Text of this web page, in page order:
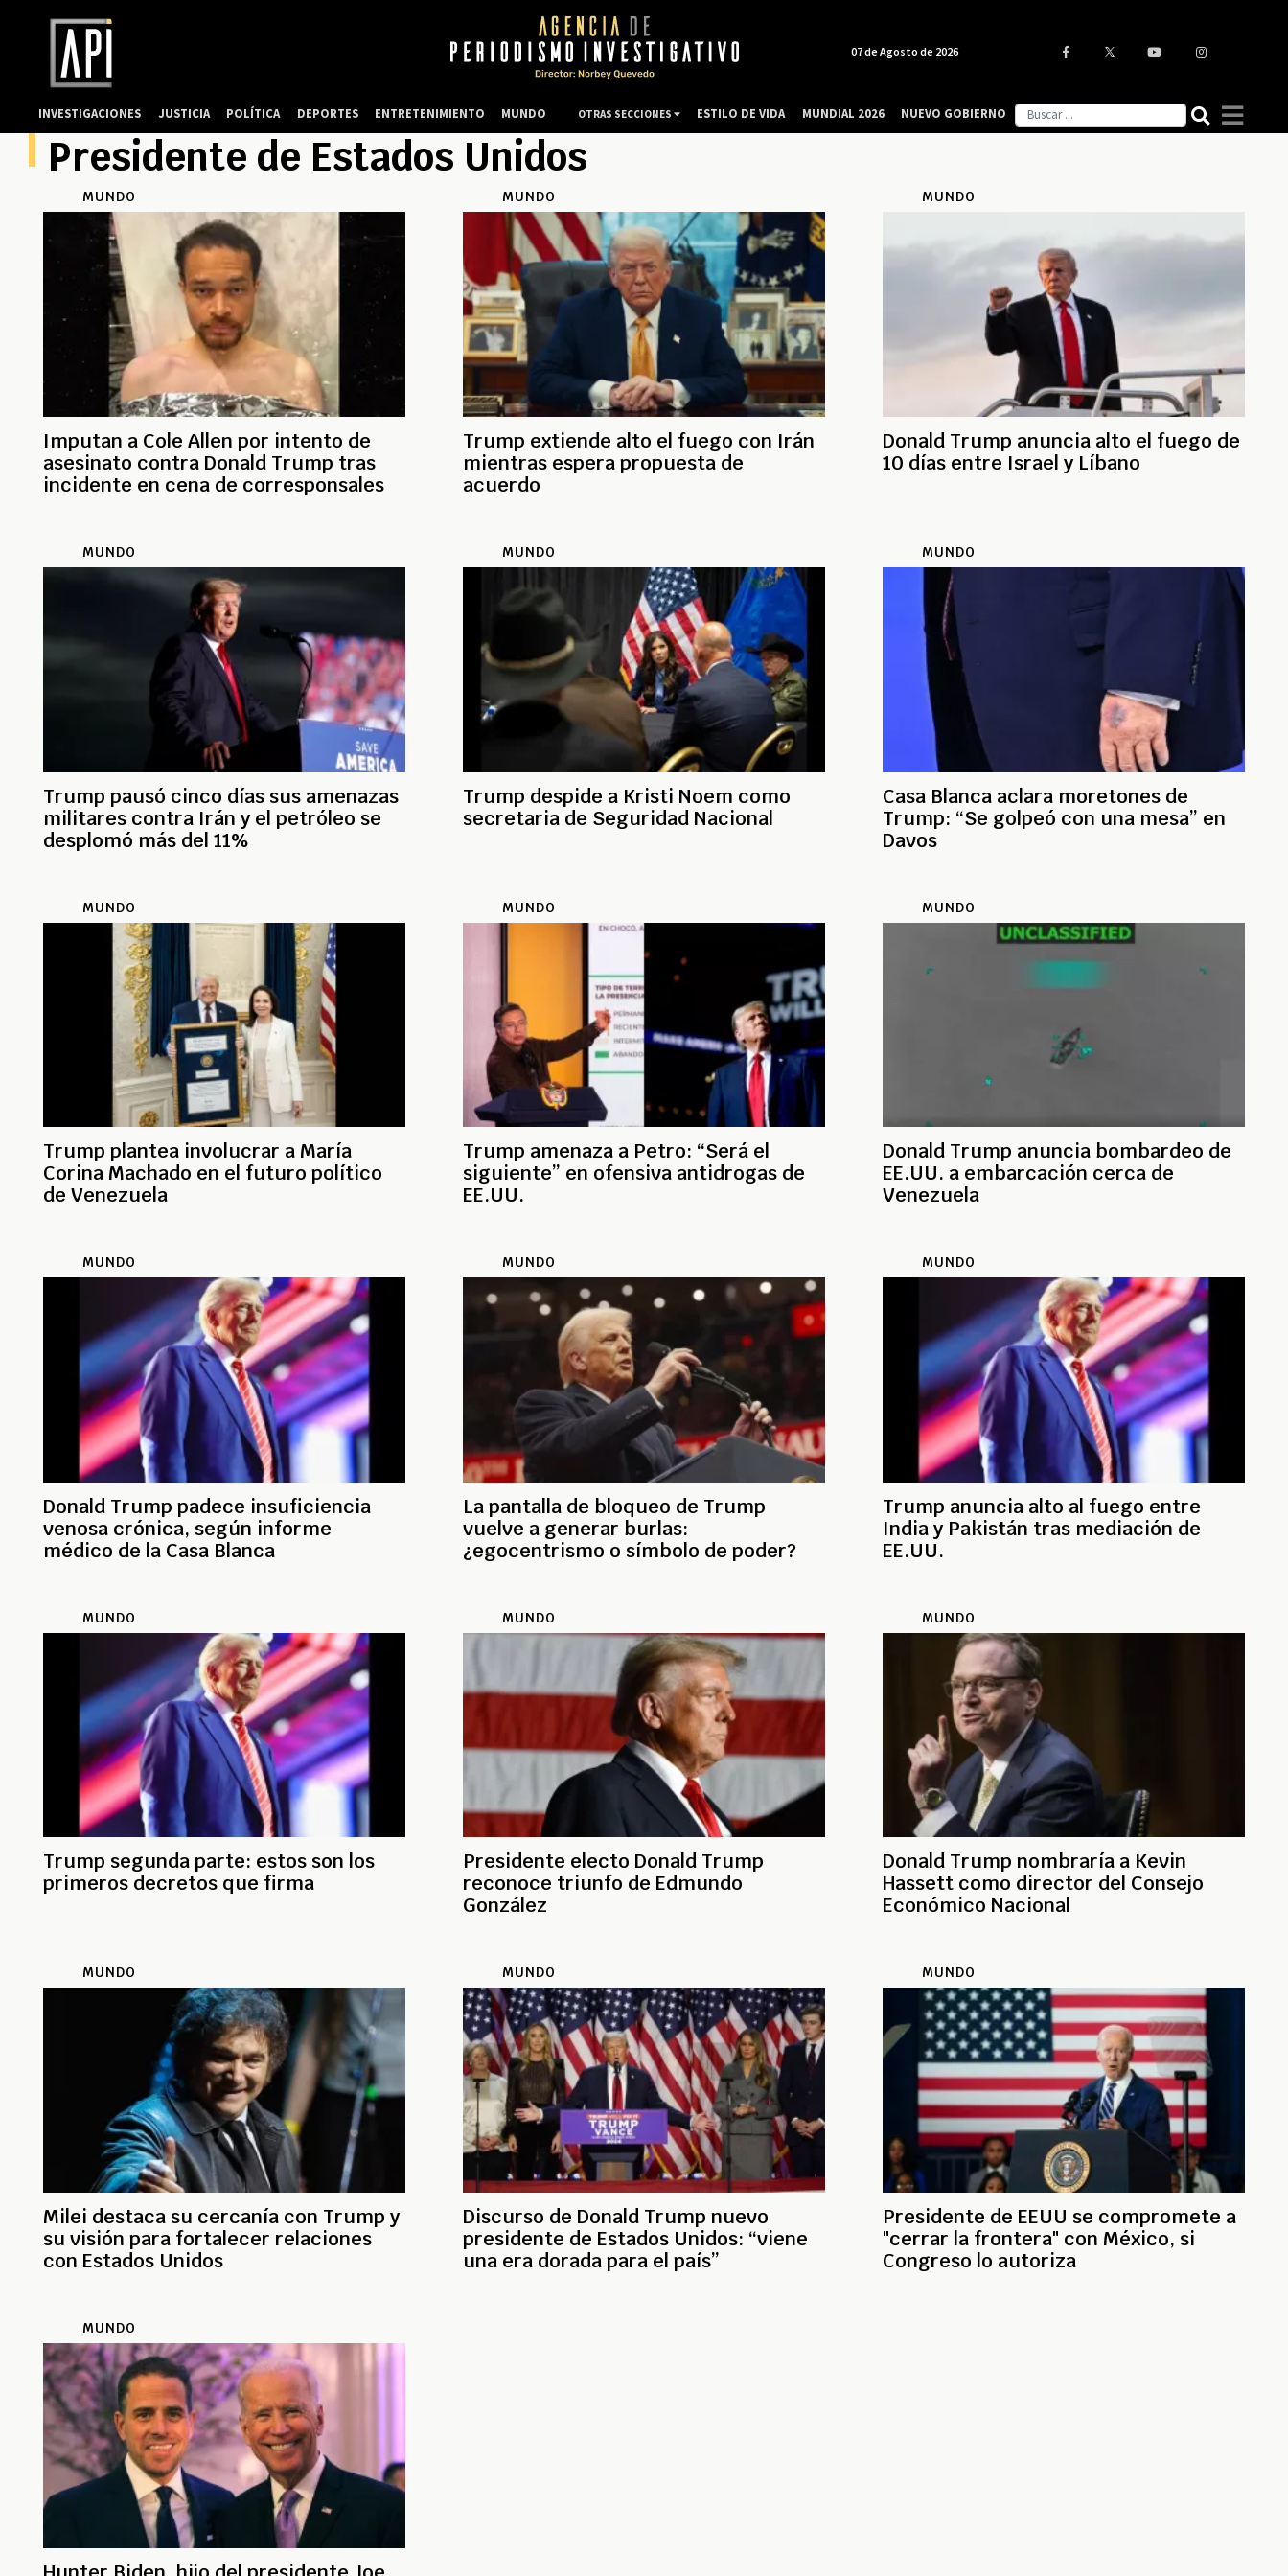
Presidente de Estados Unidos
MUNDO
Imputan a Cole Allen por intento de
asesinato contra Donald Trump tras
incidente en cena de corresponsales
MUNDO
Trump extiende alto el fuego con Irán
mientras espera propuesta de
acuerdo
MUNDO
Donald Trump anuncia alto el fuego de
10 días entre Israel y Líbano
MUNDO
Trump pausó cinco días sus amenazas
militares contra Irán y el petróleo se
desplomó más del 11%
MUNDO
Trump despide a Kristi Noem como
secretaria de Seguridad Nacional
MUNDO
Casa Blanca aclara moretones de
Trump: “Se golpeó con una mesa” en
Davos
MUNDO
Trump plantea involucrar a María
Corina Machado en el futuro político
de Venezuela
MUNDO
Trump amenaza a Petro: “Será el
siguiente” en ofensiva antidrogas de
EE.UU.
MUNDO
Donald Trump anuncia bombardeo de
EE.UU. a embarcación cerca de
Venezuela
MUNDO
Donald Trump padece insuficiencia
venosa crónica, según informe
médico de la Casa Blanca
MUNDO
La pantalla de bloqueo de Trump
vuelve a generar burlas:
¿egocentrismo o símbolo de poder?
MUNDO
Trump anuncia alto al fuego entre
India y Pakistán tras mediación de
EE.UU.
MUNDO
Trump segunda parte: estos son los
primeros decretos que firma
MUNDO
Presidente electo Donald Trump
reconoce triunfo de Edmundo
González
MUNDO
Donald Trump nombraría a Kevin
Hassett como director del Consejo
Económico Nacional
MUNDO
Milei destaca su cercanía con Trump y
su visión para fortalecer relaciones
con Estados Unidos
MUNDO
Discurso de Donald Trump nuevo
presidente de Estados Unidos: “viene
una era dorada para el país”
MUNDO
Presidente de EEUU se compromete a
"cerrar la frontera" con México, si
Congreso lo autoriza
MUNDO
07 de Agosto de 2026
INVESTIGACIONES JUSTICIA POLÍTICA DEPORTES ENTRETENIMIENTO MUNDO OTRAS SECCIONES ESTILO DE VIDA MUNDIAL 2026 NUEVO GOBIERNO